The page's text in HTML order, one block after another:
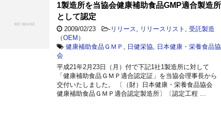
1製造所を当協会健康補助食品GMP適合製造所
として認定
2009/02/23 - リリース リリースリスト
受託製造
（OEM）
健康補助食品ＧＭＰ
日健栄協
日本健康・栄養食品協
会
平成21年2月23日（月）付で下記1社1製造所に対して
「健康補助食品ＧＭＰ適合認定証」を当協会理事長から
交付いたしました。 〔（財）日本健康・栄養食品協会
健康補助食品ＧＭＰ適合認定製造所〕〔認定工程 …